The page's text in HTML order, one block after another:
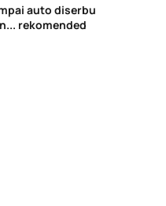
auto diserbu
rekomended